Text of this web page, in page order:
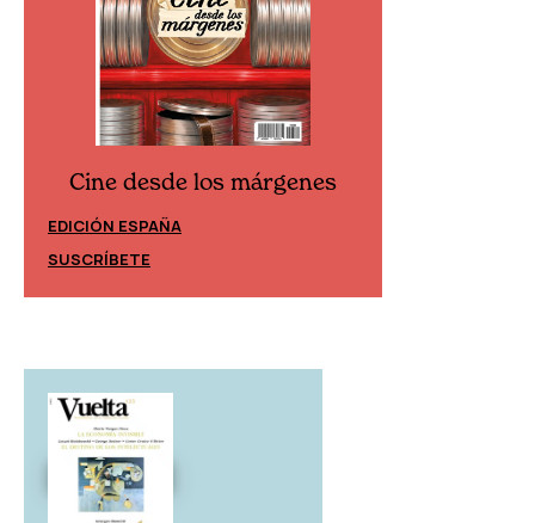
Cine desde los márgenes
EDICIÓN ESPAÑA
SUSCRÍBETE